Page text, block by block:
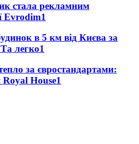
стала рекламним
Evrodim1
в 5 км від Києва за
легко1
за євростандартами:
Royal House1